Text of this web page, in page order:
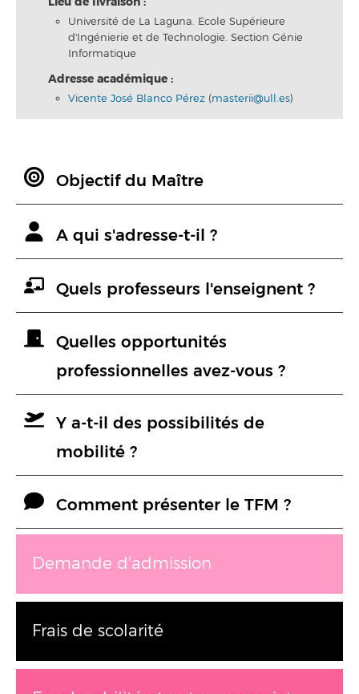
Université de La Laguna. Ecole Supérieure
d'Ingénierie et de Technologie. Section Génie
Informatique
Adresse académique :
Vicente José Blanco Pérez (masterii@ull.es)
Objectif du Maître
A qui s'adresse-t-il ?
Quels professeurs l'enseignent ?
Quelles opportunités
professionnelles avez-vous ?
Y a-t-il des possibilités de
mobilité ?
Comment présenter le TFM ?
Demande d'admission
Frais de scolarité